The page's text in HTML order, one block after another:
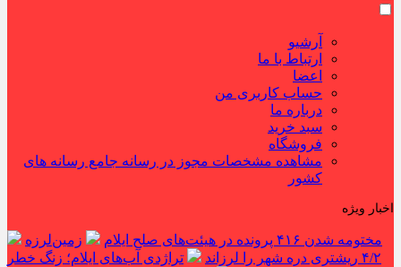
آرشیو
ارتباط با ما
اعضا
حساب کاربری من
درباره ما
سبد خرید
فروشگاه
مشاهده مشخصات مجوز در رسانه جامع رسانه های
کشور
اخبار ویژه
مختومه شدن ۴۱۶ پرونده در هیئت‌های صلح ایلام
زمین‌لرزه
۴/۲ ریشتری دره شهر را لرزاند
تراژدی آب‌های ایلام؛ زنگ خطر